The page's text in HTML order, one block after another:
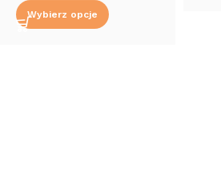
Wybierz opcje